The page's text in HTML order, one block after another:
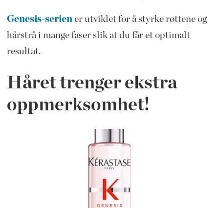
Genesis-serien er utviklet for å styrke røttene og
hårstrå i mange faser slik at du får et optimalt
resultat.
Håret trenger ekstra
oppmerksomhet!